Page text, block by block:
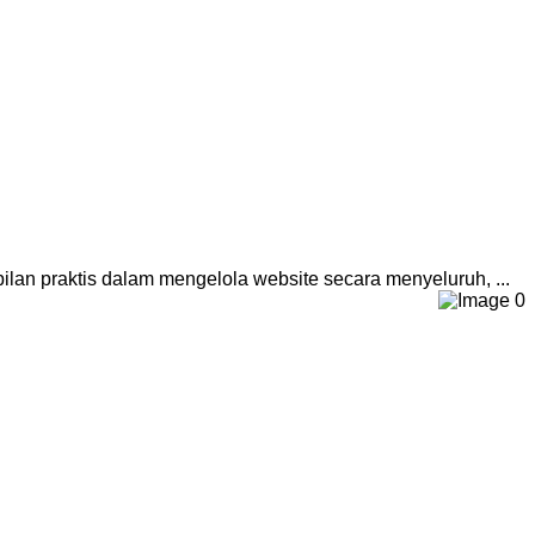
praktis dalam mengelola website secara menyeluruh, ...
0